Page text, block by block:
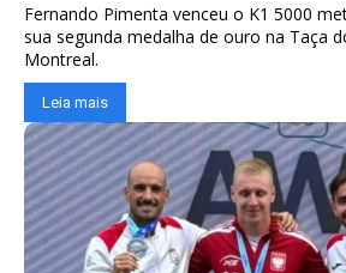
Fernando Pimenta venceu o K1 5000
sua segunda medalha de ouro na Taça
Montreal.
Leia mais